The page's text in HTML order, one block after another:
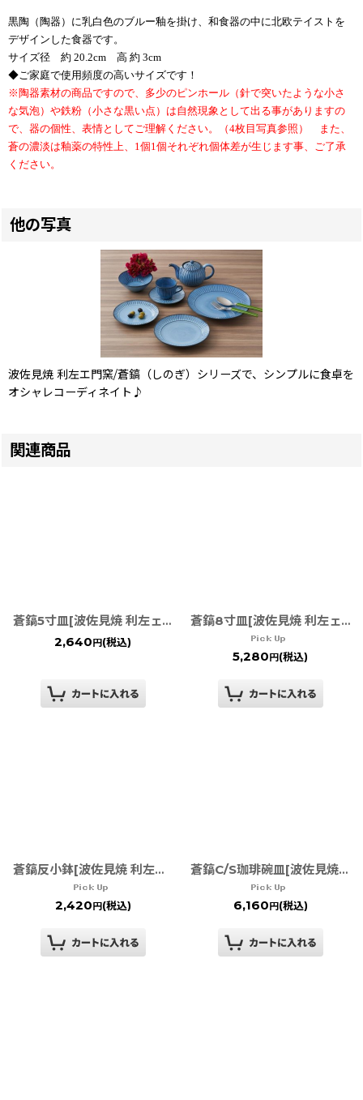
黒陶（陶器）に乳白色のブルー釉を掛け、 和食器の中に北欧テイストを
デザインした食器です。
サイズ径 約 20.2cm 高 約 3cm
◆ご家庭で使用頻度の高いサイズです！
※陶器素材の商品ですので、多少のピンホール（針で突いたような小さ
な気泡）や鉄粉（小さな黒い点）は自然現象として出る事がありますの
で、器の個性、表情としてご理解ください。（4枚目写真参照） また、
蒼の濃淡は釉薬の特性上、1個1個それぞれ個体差が生じます事、ご了承
ください。
他の写真
波佐見焼 利左エ門窯/蒼鎬（しのぎ）シリーズで、シンプルに食卓を
オシャレコーディネイト♪
関連商品
蒼鎬5寸皿[波佐見焼 利左ェ門窯]
2,640 円 (税込)
蒼鎬8寸皿[波佐見焼 利左ェ門窯]
5,280 円 (税込)
蒼鎬反小鉢[波佐見焼 利左ェ門窯]
2,420 円(税込)
蒼鎬C/S珈琲碗皿[波佐見焼 利左エ門窯]
6,160 円(税込)